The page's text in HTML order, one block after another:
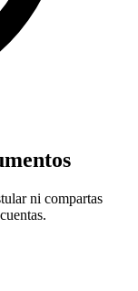
ni compartas